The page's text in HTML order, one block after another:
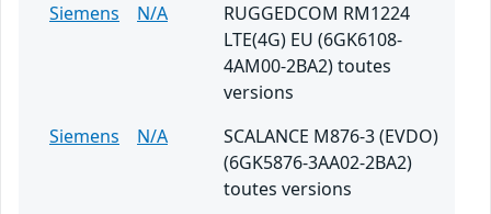
Siemens
N/A
RUGGEDCOM RM1224
LTE(4G) EU (6GK6108-
4AM00-2BA2) toutes
versions
Siemens
N/A
SCALANCE M876-3 (EVDO)
(6GK5876-3AA02-2BA2)
toutes versions